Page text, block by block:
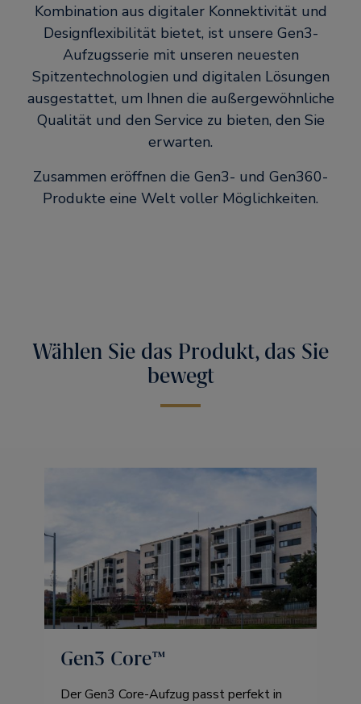
Kombination aus digitaler Konnektivität und
Designflexibilität bietet, ist unsere Gen3-
Aufzugsserie mit unseren neuesten
Spitzentechnologien und digitalen Lösungen
ausgestattet, um Ihnen die außergewöhnliche
Qualität und den Service zu bieten, den Sie
erwarten.
Zusammen eröffnen die Gen3- und Gen360-
Produkte eine Welt voller Möglichkeiten.
Wählen Sie das Produkt, das Sie
bewegt
Gen3 Core™ ​
Der Gen3 Core-Aufzug passt perfekt in